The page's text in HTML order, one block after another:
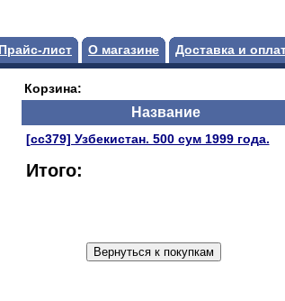
Прайс-лист О магазине Доставка и
Корзина:
Название
[сс379] Узбекистан. 500 сум 1999 года.
Итого: